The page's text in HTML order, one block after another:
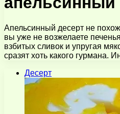
Апельсинный десерт не
вы уже не возжелаете
взбитых сливок и упругая
сразят хоть какого гурмана.
Десерт